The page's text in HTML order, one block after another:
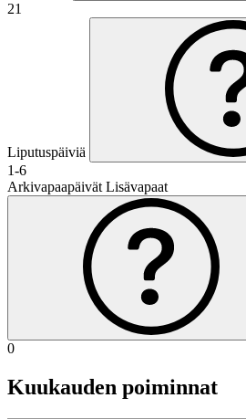
21
Liputuspäiviä
1-6
Arkivapaapäivät Lisävapaat
0
Kuukauden poiminnat